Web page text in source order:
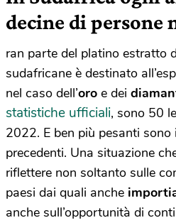
decine di persone
ran parte del platino estratto
sudafricane è destinato
nel caso dell’oro e dei
statistiche ufficiali, sono 50
2022. E ben più pesanti
precedenti. Una situazione
riflettere non soltanto sulle
paesi dai quali anche
anche sull’opportunità di